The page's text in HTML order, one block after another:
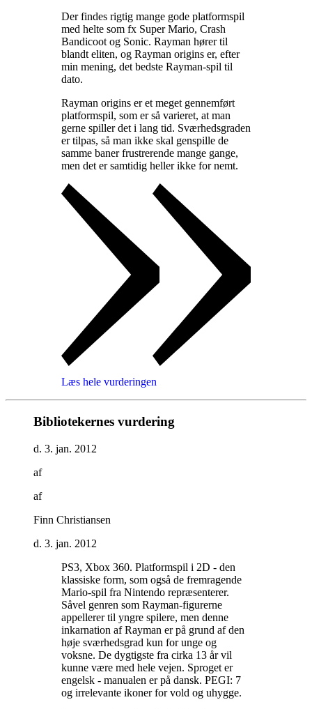
Der findes rigtig mange gode platformspil
med helte som fx Super Mario, Crash
Bandicoot og Sonic. Rayman hører til
blandt eliten, og Rayman origins er, efter
min mening, det bedste Rayman-spil til
dato.
Rayman origins er et meget gennemført
platformspil, som er så varieret, at man
gerne spiller det i lang tid. Sværhedsgraden
er tilpas, så man ikke skal genspille de
samme baner frustrerende mange gange,
men det er samtidig heller ikke for nemt.
Læs hele vurderingen
Bibliotekernes vurdering
d. 3. jan. 2012
af
af
Finn Christiansen
d. 3. jan. 2012
PS3, Xbox 360. Platformspil i 2D - den
klassiske form, som også de fremragende
Mario-spil fra Nintendo repræsenterer.
Såvel genren som Rayman-figurerne
appellerer til yngre spilere, men denne
inkarnation af Rayman er på grund af den
høje sværhedsgrad kun for unge og
voksne. De dygtigste fra cirka 13 år vil
kunne være med hele vejen. Sproget er
engelsk - manualen er på dansk. PEGI: 7
og irrelevante ikoner for vold og uhygge.